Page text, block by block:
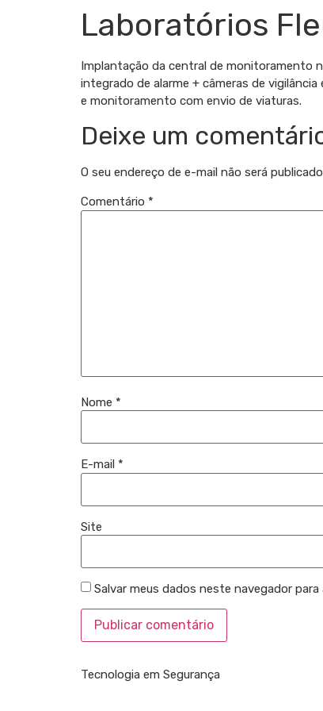
Laboratórios
Implantação da central de monitoramento
integrado de alarme + câmeras de
e monitoramento com envio de viaturas.
Deixe um
O seu endereço de e-mail não será
Comentário *
Nome *
E-mail *
Site
Salvar meus dados neste navegador
Tecnologia em Segurança